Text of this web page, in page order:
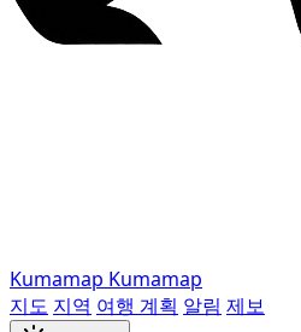
Kumamap Kumamap
지도 지역 여행 계획 알림 제보